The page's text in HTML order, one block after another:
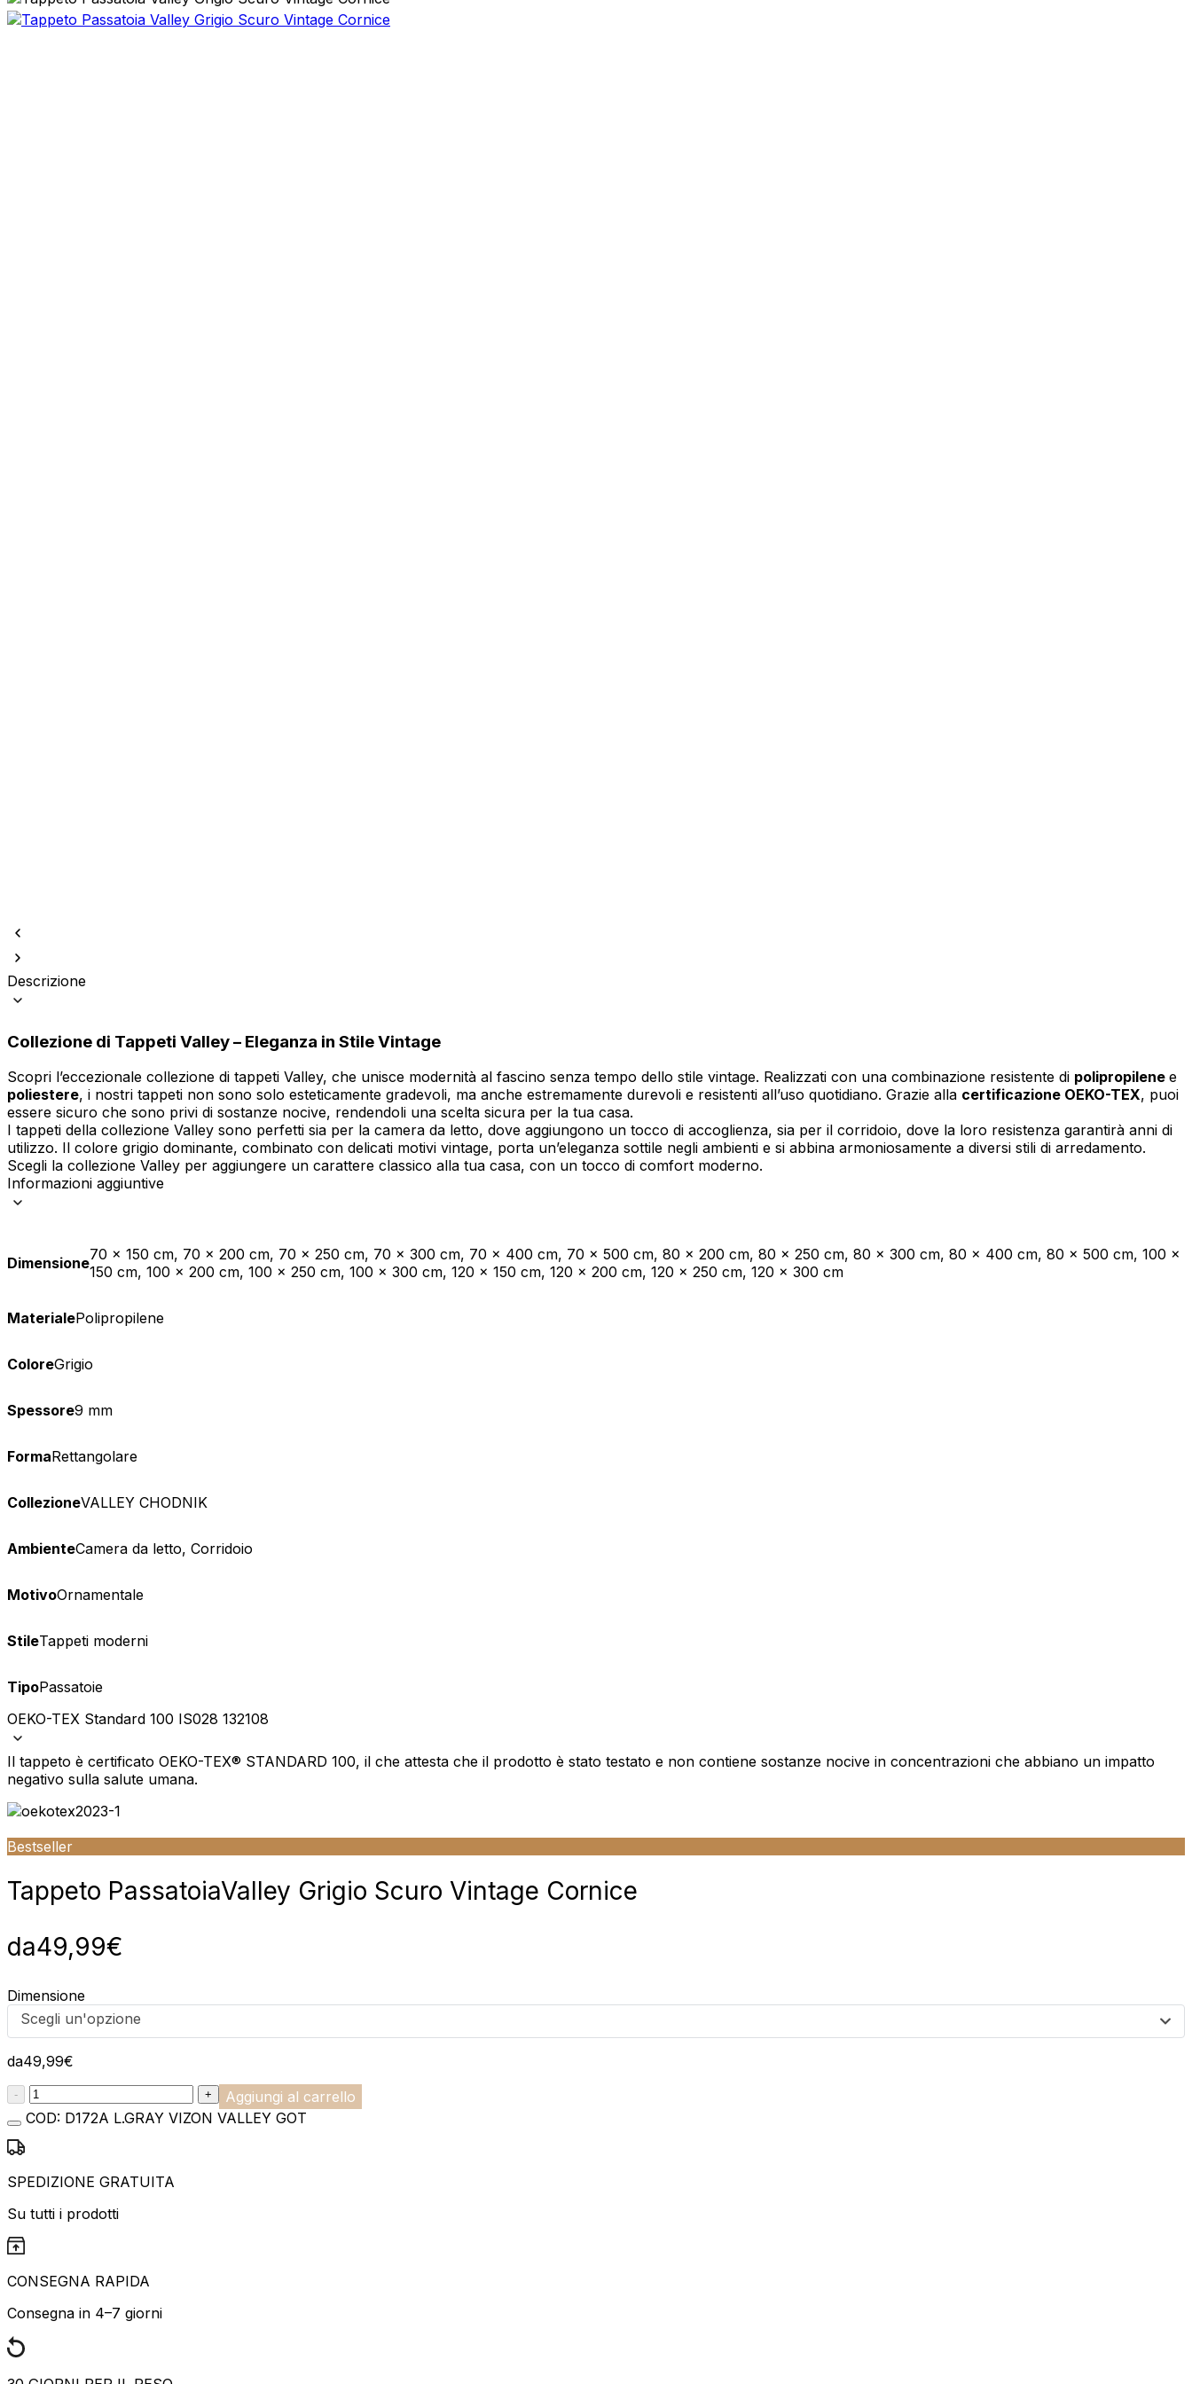
Oro Crema Marmo
Dimensione: 80 x 80 cm
Totale con spedizione
39,99 €
Mostra il carrelloCassa
Descrizione
Collezione di Tappeti Valley – Eleganza in Stile Vintage
Scopri l’eccezionale collezione di tappeti Valley, che unisce modernità al fascino senza tempo dello stile vintage. Realizzati con una combinazione resistente di polipropilene e
poliestere, i nostri tappeti non sono solo esteticamente gradevoli, ma anche estremamente durevoli e resistenti all’uso quotidiano. Grazie alla certificazione OEKO-TEX, puoi
essere sicuro che sono privi di sostanze nocive, rendendoli una scelta sicura per la tua casa.
I tappeti della collezione Valley sono perfetti sia per la camera da letto, dove aggiungono un tocco di accoglienza, sia per il corridoio, dove la loro resistenza garantirà anni di
utilizzo. Il colore grigio dominante, combinato con delicati motivi vintage, porta un’eleganza sottile negli ambienti e si abbina armoniosamente a diversi stili di arredamento.
Scegli la collezione Valley per aggiungere un carattere classico alla tua casa, con un tocco di comfort moderno.
Informazioni aggiuntive
Dimensione70 x 150 cm, 70 x 200 cm, 70 x 250 cm, 70 x 300 cm, 70 x 400 cm, 70 x 500 cm, 80 x 200 cm, 80 x 250 cm, 80 x 300 cm, 80 x 400 cm, 80 x 500 cm, 100 x
150 cm, 100 x 200 cm, 100 x 250 cm, 100 x 300 cm, 120 x 150 cm, 120 x 200 cm, 120 x 250 cm, 120 x 300 cm
MaterialePolipropilene
ColoreGrigio
Spessore9 mm
FormaRettangolare
CollezioneVALLEY CHODNIK
AmbienteCamera da letto, Corridoio
MotivoOrnamentale
StileTappeti moderni
TipoPassatoie
OEKO-TEX Standard 100 IS028 132108
Il tappeto è certificato OEKO-TEX® STANDARD 100, il che attesta che il prodotto è stato testato e non contiene sostanze nocive in concentrazioni che abbiano un impatto
negativo sulla salute umana.
Bestseller
Tappeto PassatoiaValley Grigio Scuro Vintage Cornice
da49,99€
Dimensione
Scegli un'opzione
da49,99€
:product_name quantity
- +
Aggiungi al carrello
COD: D172A L.GRAY VIZON VALLEY GOT
SPEDIZIONE GRATUITA
Su tutti i prodotti
CONSEGNA RAPIDA
Consegna in 4–7 giorni
Indispensabili
I cookie indispensabili sono cruciali per le funzioni di base del sito e il sito non funzionerà come previsto senza di essi. Questi cookie non
memorizzano alcun dato personale identificabile.
Preferenze
I cookie relativi alle preferenze permettono al sito di ricordare informazioni che modificano il modo in cui il sito appare o si comporta, ad
esempio la tua lingua preferita o la regione in cui ti trovi.
I cookie statistici aiutano i proprietari dei siti web a capire come i visitatori interagiscono con i siti raccogliendo e riportando informazioni in
modo anonimo.